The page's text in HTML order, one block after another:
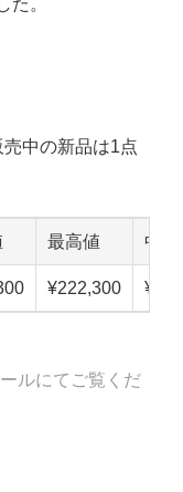
た。
売中の新品は1点
最高値 中
¥222,300
ルにてご覧くだ